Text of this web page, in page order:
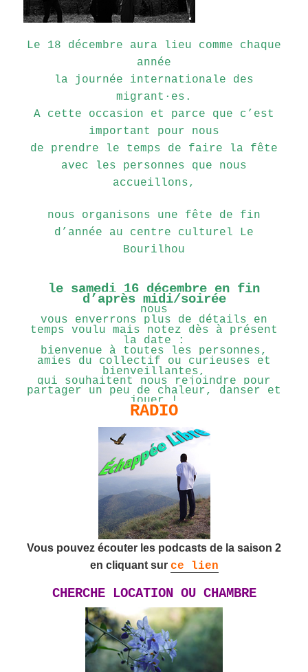
Le 18 décembre aura lieu comme chaque
année
la journée internationale des
migrant·es.
A cette occasion et parce que c’est
important pour nous
de prendre le temps de faire la fête
avec les personnes que nous
accueillons,
nous organisons une fête de fin
d’année au centre culturel Le
Bourilhou
le samedi 16 décembre en fin
d’après midi/soirée
nous
vous enverrons plus de détails en
temps voulu mais notez dès à présent
la date :
bienvenue à toutes les personnes,
amies du collectif ou curieuses et
bienveillantes,
qui souhaitent nous rejoindre pour
partager un peu de chaleur, danser et
jouer !
RADIO
Vous pouvez écouter les podcasts de la saison 2
en cliquant sur ce lien
CHERCHE LOCATION OU CHAMBRE